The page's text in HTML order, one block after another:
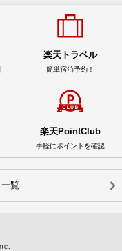
楽天トラベル
簡単宿泊予約！
楽天PointClub
手軽にポイントを確認
覧